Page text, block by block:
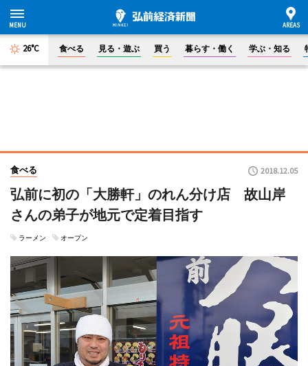
26°C 食べる 見る・遊ぶ 買う 暮らす・働く 学ぶ・知る
食べる 2018.12.05
弘前に初の「大勝軒」のれん分け店 故山岸
さんの弟子が地元で定着目指す
ラーメン オープン